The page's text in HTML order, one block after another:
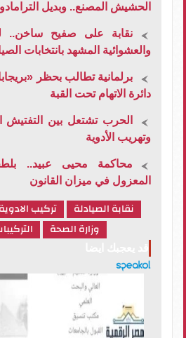
الحشيش المصنع.. وبديل
نقابة على صفيح ساخن..
والعشوائية المشهد بانتخابات
برلمانية تطالب بحظر
دائرة الاتهام تحت القبة
الحرب تشتعل بين
وتهريب الأدوية
محاكمة محيى عبيد..
المعزول في ميزان القانون
نقابة الصيادلة تركيب الادوية
وزارة الصحة